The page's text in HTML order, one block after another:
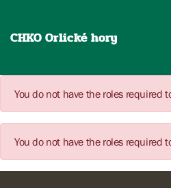
CHKO Orlické hory
You do not have the roles required
You do not have the roles required